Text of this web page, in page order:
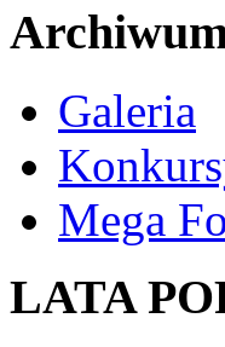
Galeria
Mega
LATA